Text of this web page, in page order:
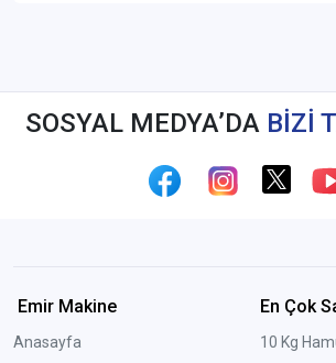
SOSYAL MEDYA’DA BİZİ
Emir Makine
Anasayfa
En Çok
10 Kg